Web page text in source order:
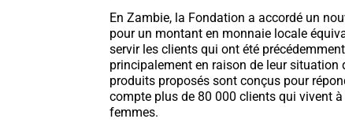
En Zambie, la Fondation a accordé un
pour un montant en monnaie locale
servir les clients qui ont été
principalement en raison de leur situation
produits proposés sont conçus pour
compte plus de 80 000 clients qui vivent
femmes.